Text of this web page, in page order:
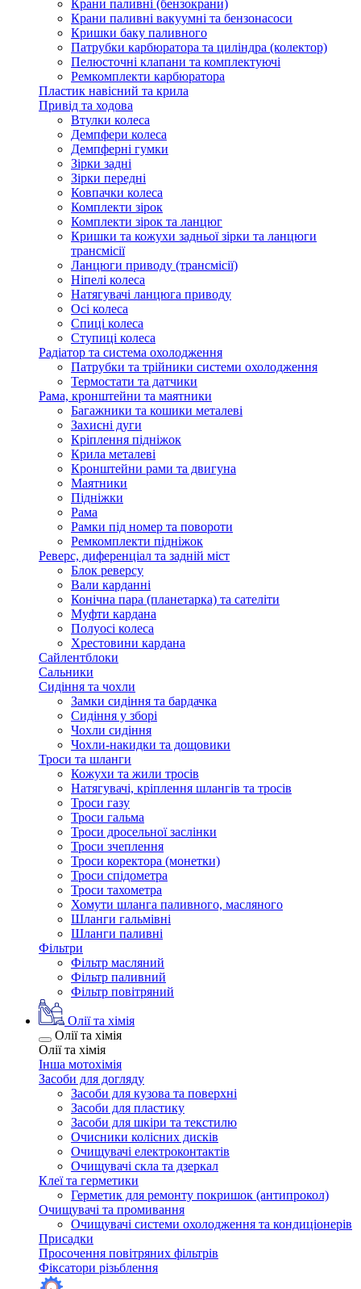
Крани паливні (бензокрани)
Крани паливні вакуумні та бензонасоси
Кришки баку паливного
Патрубки карбюратора та циліндра (колектор)
Пелюсточні клапани та комплектуючі
Ремкомплекти карбюратора
Пластик навісний та крила
Привід та ходова
Втулки колеса
Демпфери колеса
Демпферні гумки
Зірки задні
Зірки передні
Ковпачки колеса
Комплекти зірок
Комплекти зірок та ланцюг
Кришки та кожухи задньої зірки та ланцюги
трансмісії
Ланцюги приводу (трансмісії)
Ніпелі колеса
Натягувачі ланцюга приводу
Осі колеса
Спиці колеса
Ступиці колеса
Радіатор та система охолодження
Патрубки та трійники системи охолодження
Термостати та датчики
Рама, кронштейни та маятники
Багажники та кошики металеві
Захисні дуги
Кріплення підніжок
Крила металеві
Кронштейни рами та двигуна
Маятники
Підніжки
Рама
Рамки під номер та повороти
Ремкомплекти підніжок
Реверс, диференціал та задній міст
Блок реверсу
Вали карданні
Конічна пара (планетарка) та сателіти
Муфти кардана
Полуосі колеса
Хрестовини кардана
Сайлентблоки
Сальники
Сидіння та чохли
Замки сидіння та бардачка
Сидіння у зборі
Чохли сидіння
Чохли-накидки та дощовики
Троси та шланги
Кожухи та жили тросів
Натягувачі, кріплення шлангів та тросів
Троси газу
Троси гальма
Троси дросельної заслінки
Троси зчеплення
Троси коректора (монетки)
Троси спідометра
Троси тахометра
Хомути шланга паливного, масляного
Шланги гальмівні
Шланги паливні
Фільтри
Фільтр масляний
Фільтр паливний
Фільтр повітряний
Олії та хімія
Олії та хімія
Олії та хімія
Інша мотохімія
Засоби для догляду
Засоби для кузова та поверхні
Засоби для пластику
Засоби для шкіри та текстилю
Очисники колісних дисків
Очищувачі електроконтактів
Очищувачі скла та дзеркал
Клеї та герметики
Герметик для ремонту покришок (антипрокол)
Очищувачі та промивання
Очищувачі системи охолодження та кондиціонерів
Присадки
Просочення повітряних фільтрів
Фіксатори різьблення